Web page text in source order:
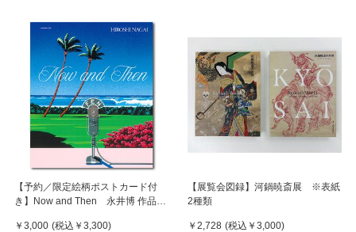
【予約／限定絵柄ポストカード付
き】Now and Then 永井博 作品
￥3,000 (税込 ￥3,300)
【展覧会図録】河鍋暁斎展 ※表紙
2種類
￥2,728 (税込 ￥3,000)